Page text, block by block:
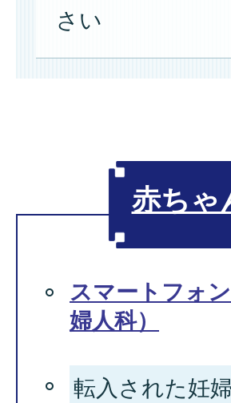
さい
赤ちゃ
スマートフォ
婦人科）
転入された妊